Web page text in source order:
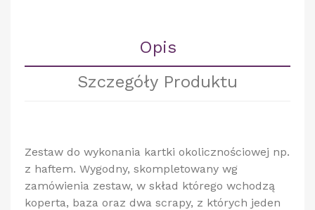
Opis
Szczegóły Produktu
Zestaw do wykonania kartki okolicznościowej np.
z haftem. Wygodny, skompletowany wg
zamówienia zestaw, w skład którego wchodzą
koperta, baza oraz dwa scrapy, z których jeden